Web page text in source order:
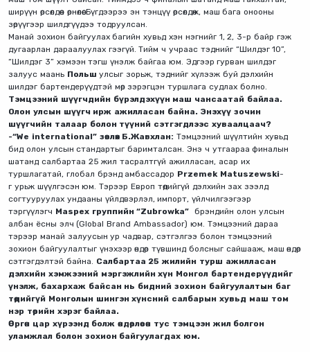
ширүүн өрсөлдөөн өрнөлөө. Бүгдээрээ эн тэнцүү өрсөлдөж, маш бага онооны
зөрүүгээр шилдгүүдээ тодруулсан.
Манай зохион байгуулах багийн хувьд хэн нэгнийг 1, 2, 3-р байр гэж
дугаарлан дараалуулах гээгүй. Тийм ч учраас тэднийг “Шилдэг 10”,
“Шилдэг 3” хэмээн тэгш үнэлж байгаа юм. Эдгээр гурван шилдэг
залуус маань Польш улсыг зорьж, тэднийг хүлээж буй дэлхийн
шилдэг бартендерүүдтэй мөр зэрэгцэн туршлага судлах болно.
Тэмцээний шүүгчдийн бүрэлдэхүүн маш чансаатай байлаа.
Олон улсын шүүгч ирж ажилласан байна. Энэхүү зочин
шүүгчийн талаар болон түүний сэтгэгдлээс хуваалцаач?
-“We international” зөвлөх Б.Жавхлан:Тэмцээний шүүлтийн хувьд
бид олон улсын стандартыг баримталсан. Энэ ч утгаараа финалын
шатанд салбартаа 25 жил тасралтгүй ажилласан, асар их
туршлагатай, глобал брэнд амбассадор Przemek Matuszewski-
г урьж шүүлгэсэн юм. Тэрээр Европ төдийгүй дэлхийн зах зээлд
согтууруулах ундааны үйлдвэрлэл, импорт, үйлчилгээгээр
тэргүүлэгч Maspex группийн “Zubrowka” брэндийн олон улсын
албан ёсны элч (Global Brand Ambassador) юм. Тэмцээний дараа
тэрээр манай залуусын ур чадвар, сэтгэлгээ болон тэмцээний
зохион байгуулалтыг үнэхээр өндөр түвшинд болсныг сайшааж, маш өндөр
сэтгэгдэлтэй байна. Салбартаа 25 жилийн турш ажилласан
дэлхийн хэмжээний мэргэжлийн хүн Монгол бартендерүүдийг
үнэлж, бахархаж байсан нь бидний зохион байгуулалтын баг
төдийгүй Монголын шингэн хүнсний салбарын хувьд маш том
нэр төрийн хэрэг байлаа.
Өргөн цар хүрээнд болж өндөрлөсөн тус тэмцээн жил болгон
уламжлал болон зохион байгуулагдах юм.